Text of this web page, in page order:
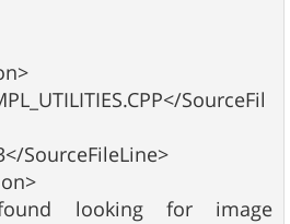
SourceFil
SourceFileLine>
looking for image